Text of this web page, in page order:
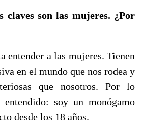
claves son las mujeres. ¿Por
entender a las mujeres. Tienen
en el mundo que nos rodea y
que nosotros. Por lo
soy un monógamo
desde los 18 años.